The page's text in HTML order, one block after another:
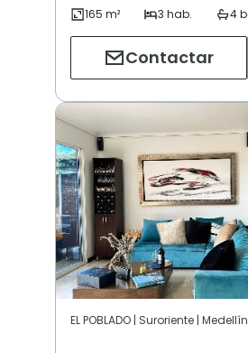
Contactar
EL POBLADO | Suroriente | Medellín